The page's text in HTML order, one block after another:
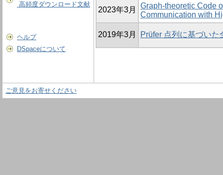
高頻度ダウンロード文献
ヘルプ
DSpaceについて
2023年3月
Graph-theoretic Code
Communication with
2019年3月 Prüfer 点列に基づい
ご意見をお寄せください